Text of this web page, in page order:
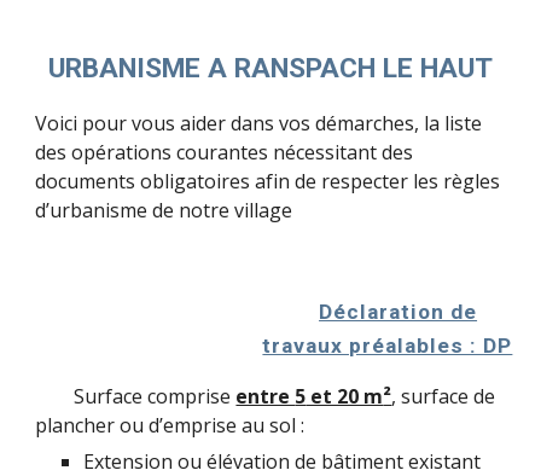
URBANISME A RANSPACH LE HAUT
Voici pour vous aider dans vos démarches, la liste
des opérations courantes nécessitant des
documents obligatoires afin de respecter les règles
d’urbanisme de notre village
Déclaration de
travaux préalables : DP
Surface comprise entre 5 et 20 m², surface de
plancher ou d’emprise au sol :
Extension ou élévation de bâtiment existant